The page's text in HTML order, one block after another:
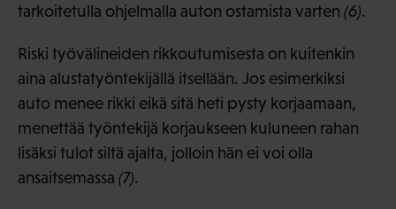
tarkoitetulla ohjelmalla auton ostamista varten (6).
Riski työvälineiden rikkoutumisesta on kuitenkin
aina alustatyöntekijällä itsellään. Jos esimerkiksi
auto menee rikki eikä sitä heti pysty korjaamaan,
menettää työntekijä korjaukseen kuluneen rahan
lisäksi tulot siltä ajalta, jolloin hän ei voi olla
ansaitsemassa (7).